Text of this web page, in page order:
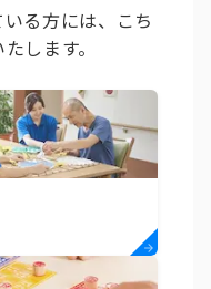
る方には、こち
します。